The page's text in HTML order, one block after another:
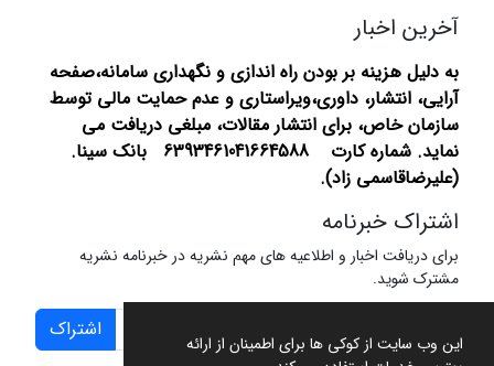
این وب سایت از کوکی ها برای اطمینان از ارائه
آخرین اخبار
به دلیل هزینه بر بودن راه اندازی و نگهداری سامانه،صفحه
آرایی، انتشار، داوری،ویراستاری و عدم حمایت مالی توسط
سازمان خاص، برای انتشار مقالات، مبلغی دریافت می
نماید.
شماره کارت 6393461041664588 بانک سینا.
(علیرضاقاسمی زاد).
اشتراک خبرنامه
برای دریافت اخبار و اطلاعیه های مهم نشریه در خبرنامه نشریه
مشترک شوید.
اشتراک